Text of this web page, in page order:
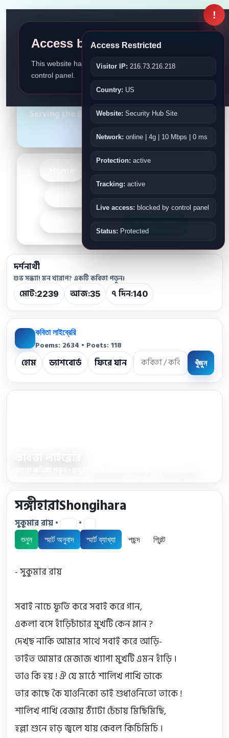
Access blocked
This website has been disabled by the security
control panel.
!
Access Restricted
Visitor IP: 216.73.216.218
Country: US
Website: Security Hub Site
Network: online | 4g | 10 Mbps | 0 ms
Protection: active
Tracking: active
Live access: blocked by control panel
Status: Protected
Bangladesh Association
Serving the Bangladeshi Community in the
দর্শনার্থী
শুভ সন্ধ্যা! মন খারাপ? একটি কবিতা পড়ুন।
মোট:2239 আজ:35 ৭ দিন:140
কবিতা লাইব্রেরি
Poems: 2634 • Poets: 118
হোম ড্যাশবোর্ড ফিরে যান খুঁজুন
সঙ্গীহারাShongihara
সুকুমার রায় • •
শুনুন স্মার্ট অনুবাদ স্মার্ট ব্যাখ্যা পছন্দ প্রিন্ট
- সুকুমার রায়
সবাই নাচে ফূর্তি করে সবাই করে গান,
একলা বসে হাঁড়িচাঁচার মুখটি কেন ম্লান ?
দেখ্‌ছ নাকি আমার সাথে সবাই করে আড়ি-
তাইত আমার মেজাজ খ্যাপা মুখটি এমন হাঁড়ি ।
তাও কি হয় ! ঐ যে মাঠে শালিখ পাখি ডাকে
তার কাছে কৈ যাওনিকো ভাই শুধাওনিতো তাকে !
শালিখ পাখি বেজায় ঠ্যাঁটা চেঁচায় মিছিমিছি,
হল্লা শুনে হাড় জ্বলে যায় কেবল কিচিমিচি ।